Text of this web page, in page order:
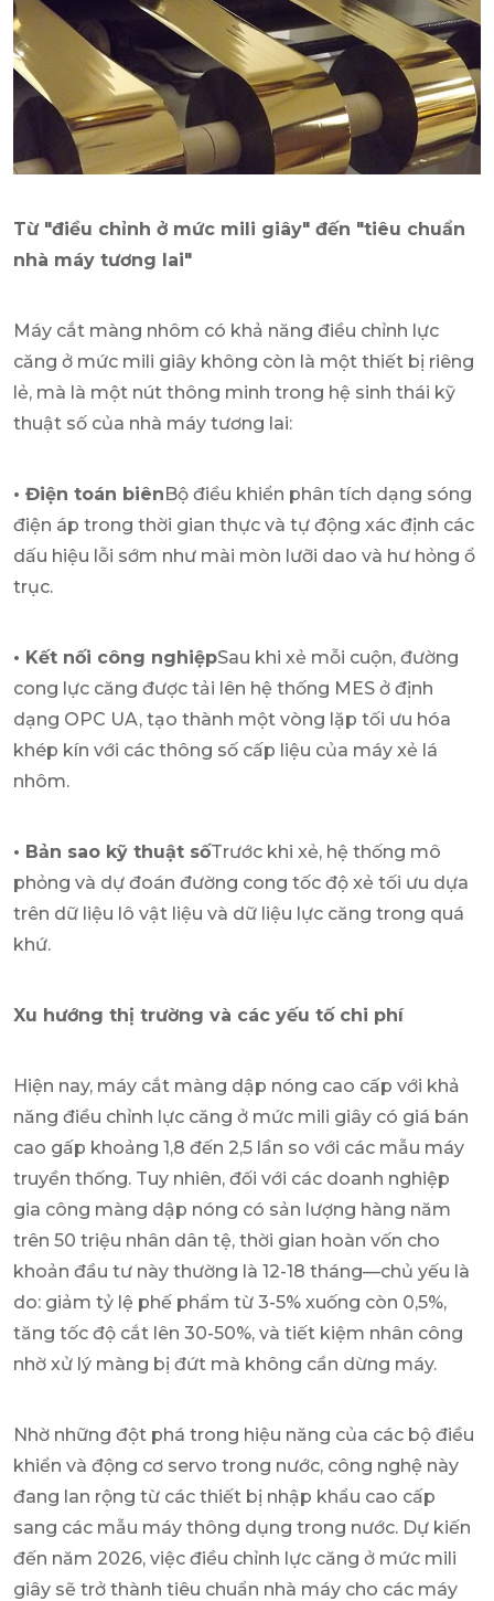
Từ "điều chỉnh ở mức mili giây" đến "tiêu chuẩn
nhà máy tương lai"
Máy cắt màng nhôm có khả năng điều chỉnh lực
căng ở mức mili giây không còn là một thiết bị riêng
lẻ, mà là một nút thông minh trong hệ sinh thái kỹ
thuật số của nhà máy tương lai:
• Điện toán biênBộ điều khiển phân tích dạng sóng
điện áp trong thời gian thực và tự động xác định các
dấu hiệu lỗi sớm như mài mòn lưỡi dao và hư hỏng ổ
trục.
• Kết nối công nghiệpSau khi xẻ mỗi cuộn, đường
cong lực căng được tải lên hệ thống MES ở định
dạng OPC UA, tạo thành một vòng lặp tối ưu hóa
khép kín với các thông số cấp liệu của máy xẻ lá
nhôm.
• Bản sao kỹ thuật sốTrước khi xẻ, hệ thống mô
phỏng và dự đoán đường cong tốc độ xẻ tối ưu dựa
trên dữ liệu lô vật liệu và dữ liệu lực căng trong quá
khứ.
Xu hướng thị trường và các yếu tố chi phí
Hiện nay, máy cắt màng dập nóng cao cấp với khả
năng điều chỉnh lực căng ở mức mili giây có giá bán
cao gấp khoảng 1,8 đến 2,5 lần so với các mẫu máy
truyền thống. Tuy nhiên, đối với các doanh nghiệp
gia công màng dập nóng có sản lượng hàng năm
trên 50 triệu nhân dân tệ, thời gian hoàn vốn cho
khoản đầu tư này thường là 12-18 tháng—chủ yếu là
do: giảm tỷ lệ phế phẩm từ 3-5% xuống còn 0,5%,
tăng tốc độ cắt lên 30-50%, và tiết kiệm nhân công
nhờ xử lý màng bị đứt mà không cần dừng máy.
Nhờ những đột phá trong hiệu năng của các bộ điều
khiển và động cơ servo trong nước, công nghệ này
đang lan rộng từ các thiết bị nhập khẩu cao cấp
sang các mẫu máy thông dụng trong nước. Dự kiến ​​
đến năm 2026, việc điều chỉnh lực căng ở mức mili
giây sẽ trở thành tiêu chuẩn nhà máy cho các máy